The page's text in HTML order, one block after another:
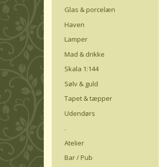
Glas & porcelæn
Haven
Lamper
Mad & drikke
Skala 1:144
Sølv & guld
Tapet & tæpper
Udendørs
.
Atelier
Bar / Pub